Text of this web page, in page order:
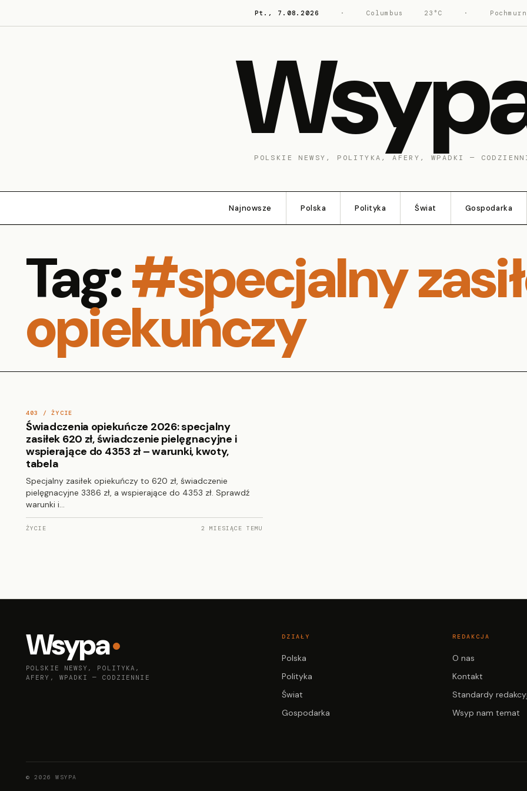
Pt., 7.08.2026 · Columbus 23°C ·
POLSKIE NEWSY, POLITYKA, AFERY, WPADKI —
Najnowsze Polska Polityka Świat Gospodarka
Tag:#specjalny
opiekuńczy
403 / ŻYCIE
Świadczenia opiekuńcze 2026: specjalny
zasiłek 620 zł, świadczenie pielęgnacyjne i
wspierające do 4353 zł – warunki, kwoty,
tabela
Specjalny zasiłek opiekuńczy to 620 zł, świadczenie
pielęgnacyjne 3386 zł, a wspierające do 4353 zł. Sprawdź
warunki i…
ŻYCIE 2 MIESIĄCE TEMU
Wsypa
POLSKIE NEWSY, POLITYKA,
AFERY, WPADKI — CODZIENNIE
DZIAŁY
Polska
Polityka
Świat
Gospodarka
REDAKCJA
O nas
Kontakt
Standardy
Wsyp nam temat
© 2026 WSYPA